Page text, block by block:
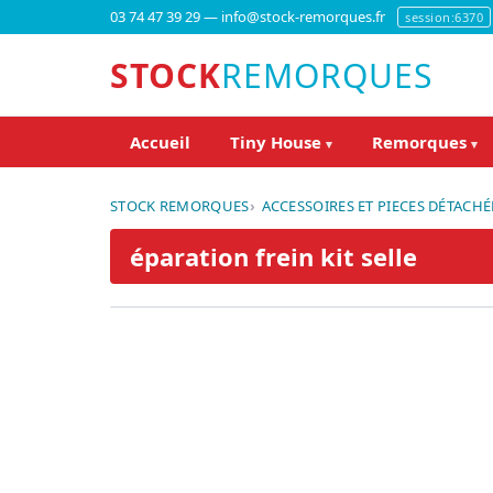
03 74 47 39 29 — info@stock-remorques.fr session:6370
STOCKREMORQUES
Accueil Tiny House ▾ Remorques ▾
STOCK REMORQUES ACCESSOIRES ET PIECES
éparation frein kit selle